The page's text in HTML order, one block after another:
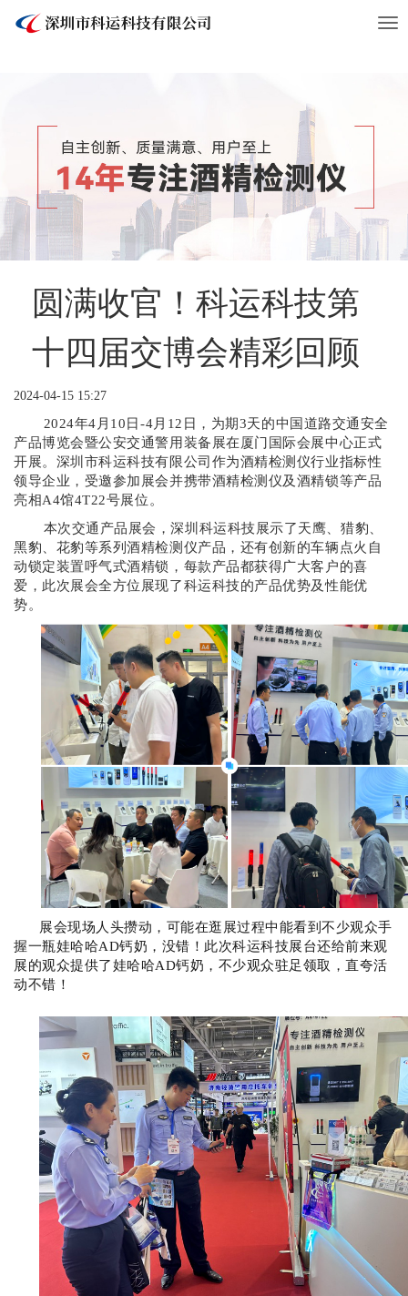
圆满收官！科运科技第
十四届交博会精彩回顾
2024-04-15 15:27
2024年4月10日-4月12日，为期3天的中国道路交通安全
产品博览会暨公安交通警用装备展在厦门国际会展中心正式
开展。深圳市科运科技有限公司作为酒精检测仪行业指标性
领导企业，受邀参加展会并携带酒精检测仪及酒精锁等产品
亮相A4馆4T22号展位。
本次交通产品展会，深圳科运科技展示了天鹰、猎豹、
黑豹、花豹等系列酒精检测仪产品，还有创新的车辆点火自
动锁定装置呼气式酒精锁，每款产品都获得广大客户的喜
爱，此次展会全方位展现了科运科技的产品优势及性能优
势。
展会现场人头攒动，可能在逛展过程中能看到不少观众手
握一瓶娃哈哈AD钙奶，没错！此次科运科技展台还给前来观
展的观众提供了娃哈哈AD钙奶 ，不少观众驻足领取，直夸活
动不错！